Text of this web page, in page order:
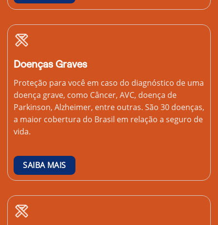
Doenças Graves
Proteção para você em caso do diagnóstico de uma
doença grave, como Câncer, AVC, doença de
Parkinson, Alzheimer, entre outras. São 30 doenças,
a maior cobertura do Brasil em relação a seguro de
vida.
SAIBA MAIS